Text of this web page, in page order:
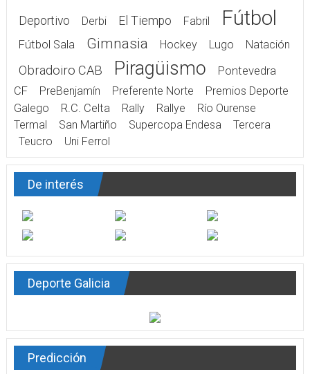
Deportivo Derbi El Tiempo Fabril Fútbol
Fútbol Sala Gimnasia Hockey Lugo Natación
Obradoiro CAB Piragüismo
Pontevedra
CF
PreBenjamín Preferente Norte
Premios Deporte
Galego
R.C. Celta Rally Rallye
Río Ourense
Termal
San Martiño Supercopa Endesa
Tercera
Teucro
Uni Ferrol
De interés
Deporte Galicia
Predicción